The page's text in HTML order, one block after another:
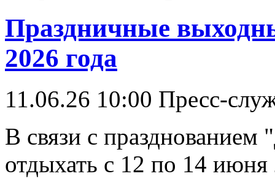
Праздничные
2026 года
11.06.26 10:00 Пресс-
В связи с
отдыхать с 12 по 14 июня